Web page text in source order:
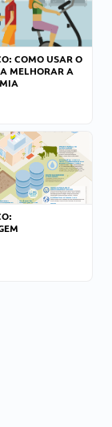
COMO USAR O
MELHORAR A